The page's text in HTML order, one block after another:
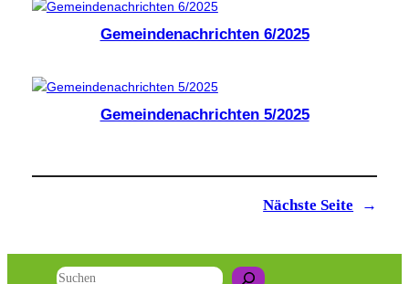
Gemeindenachrichten 6/2025
Gemeindenachrichten 5/2025
Nächste Seite →
Suchen